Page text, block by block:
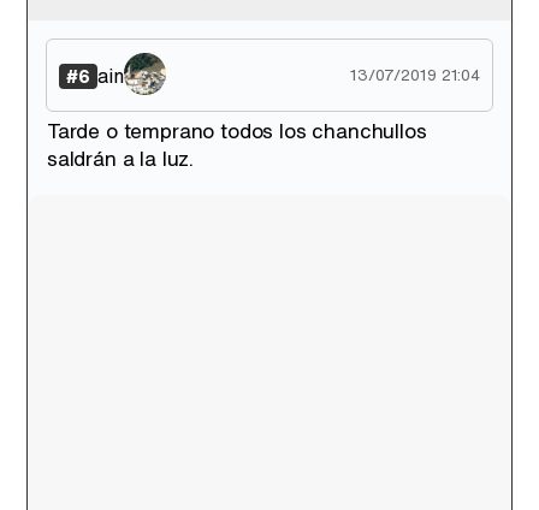
#6 ain 13/07/2019 21:04
Tarde o temprano todos los chanchullos
saldrán a la luz.